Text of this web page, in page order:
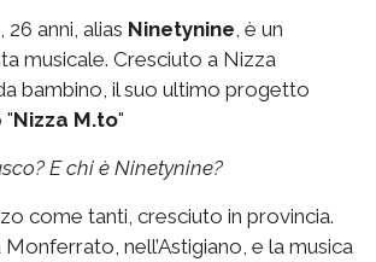
, 26 anni, alias Ninetynine , è un
musicale. Cresciuto a Nizza
bambino, il suo ultimo progetto
"Nizza M.to"
E chi è Ninetynine?
come tanti, cresciuto in provincia.
nell’Astigiano, e la musica